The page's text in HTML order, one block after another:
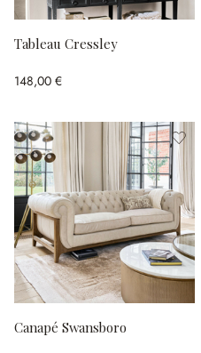
Tableau Cressley
148,00 €
Canapé Swansboro